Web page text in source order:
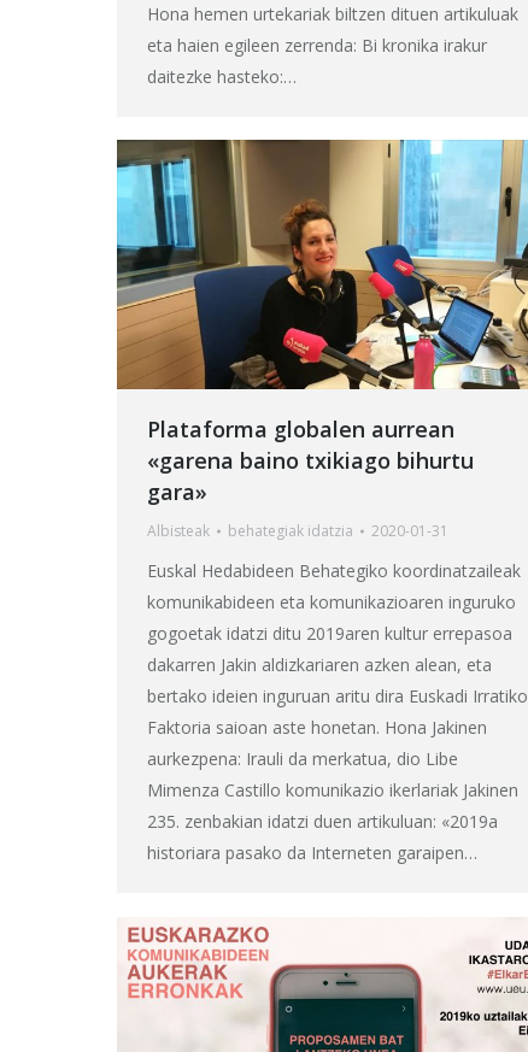
Hona hemen urtekariak biltzen dituen artikuluak
eta haien egileen zerrenda: Bi kronika irakur
daitezke hasteko:…
Plataforma globalen aurrean
«garena baino txikiago bihurtu
gara»
Albisteak behategiak idatzia 2020-01-31
Euskal Hedabideen Behategiko koordinatzaileak
komunikabideen eta komunikazioaren inguruko
gogoetak idatzi ditu 2019aren kultur errepasoa
dakarren Jakin aldizkariaren azken alean, eta
bertako ideien inguruan aritu dira Euskadi Irratiko
Faktoria saioan aste honetan. Hona Jakinen
aurkezpena: Irauli da merkatua, dio Libe
Mimenza Castillo komunikazio ikerlariak Jakinen
235. zenbakian idatzi duen artikuluan: «2019a
historiara pasako da Interneten garaipen…